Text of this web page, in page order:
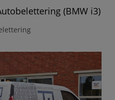
(BMW i3)